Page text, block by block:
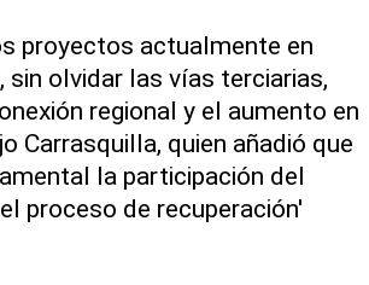
proyectos actualmente en
olvidar las vías terciarias,
regional y el aumento en
Carrasquilla, quien añadió que
la participación del
proceso de recuperación'